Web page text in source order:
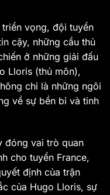
vọng, đội tuyển
cậy, những cầu thủ
ở những giải đấu
Lloris (thủ môn),
chỉ là những ngôi
về sự bền bỉ và tinh
đóng vai trò quan
cho tuyển France,
định của trận
của Hugo Lloris, sự